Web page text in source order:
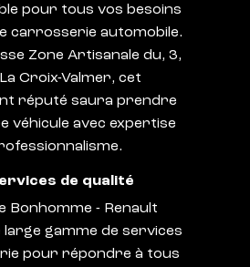
pour tous vos besoins
carrosserie automobile.
Zone Artisanale du, 3,
Croix-Valmer, cet
réputé saura prendre
véhicule avec expertise
de qualité
Bonhomme - Renault
gamme de services
pour répondre à tous